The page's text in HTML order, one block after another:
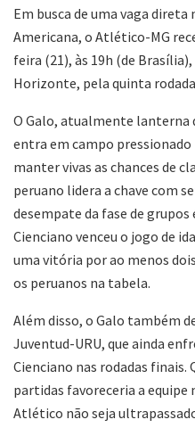
Em busca de uma vaga
Americana, o Atlético-MG
feira (21), às 19h (de
Horizonte, pela quinta
O Galo, atualmente lanterna
entra em campo
manter vivas as chances de
peruano lidera a chave com
desempate da fase de
Cienciano venceu o jogo de
uma vitória por ao menos
os peruanos na tabela.
Além disso, o Galo também
Juventud-URU, que ainda
Cienciano nas rodadas finais.
partidas favoreceria a
Atlético não seja